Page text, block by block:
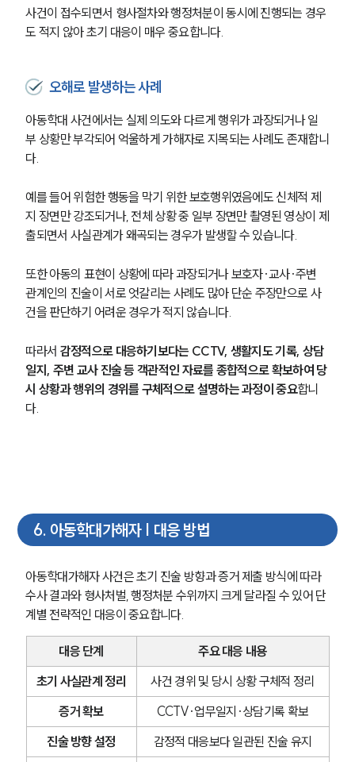
형사전문변호사
소식/자료
언론보도
공지사항
법률 블로그
세미나
대륜법률상담예약
사건이 접수되면서 형사절차와 행정처분이 동시에 진행되는 경우
도 적지 않아 초기 대응이 매우 중요합니다.
오해로 발생하는 사례
아동학대 사건에서는 실제 의도와 다르게 행위가 과장되거나 일
부 상황만 부각되어 억울하게 가해자로 지목되는 사례도 존재합니
다.
예를 들어 위험한 행동을 막기 위한 보호행위였음에도 신체적 제
지 장면만 강조되거나, 전체 상황 중 일부 장면만 촬영된 영상이 제
출되면서 사실관계가 왜곡되는 경우가 발생할 수 있습니다.
또한 아동의 표현이 상황에 따라 과장되거나 보호자·교사·주변
관계인의 진술이 서로 엇갈리는 사례도 많아 단순 주장만으로 사
건을 판단하기 어려운 경우가 적지 않습니다.
따라서 감정적으로 대응하기보다는 CCTV, 생활지도 기록, 상담
일지, 주변 교사 진술 등 객관적인 자료를 종합적으로 확보하여 당
시 상황과 행위의 경위를 구체적으로 설명하는 과정이 중요합니
다.
6. 아동학대가해자 | 대응 방법
아동학대가해자 사건은 초기 진술 방향과 증거 제출 방식에 따라
수사 결과와 형사처벌, 행정처분 수위까지 크게 달라질 수 있어 단
계별 전략적인 대응이 중요합니다.
대응 단계
주요 대응 내용
초기 사실관계 정리
사건 경위 및 당시 상황 구체적 정리
증거 확보
CCTV·업무일지·상담기록 확보
진술 방향 설정
감정적 대응보다 일관된 진술 유지